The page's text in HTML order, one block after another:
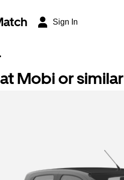
Sign In
Mobi or similar